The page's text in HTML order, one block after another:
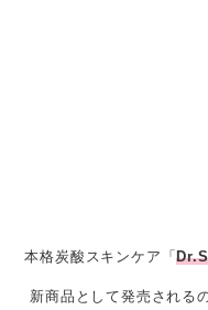
本格炭酸スキンケア「
新商品として発売される